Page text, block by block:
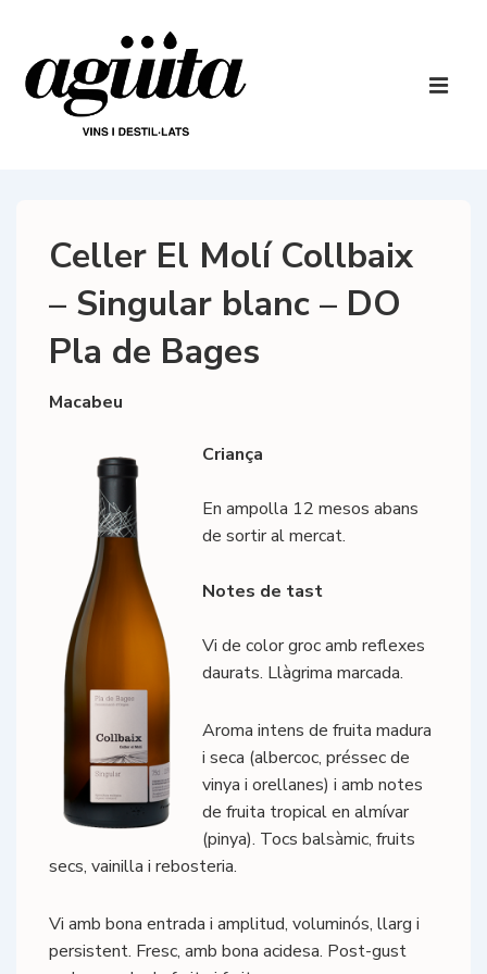
contingut
principal
Celler El Molí Collbaix
– Singular blanc – DO
Pla de Bages
Macabeu
Criança
En ampolla 12 mesos abans
de sortir al mercat.
Notes de tast
Vi de color groc amb reflexes
daurats. Llàgrima marcada.
Aroma intens de fruita madura
i seca (albercoc, préssec de
vinya i orellanes) i amb notes
de fruita tropical en almívar
(pinya). Tocs balsàmic, fruits
secs, vainilla i rebosteria.
Vi amb bona entrada i amplitud, voluminós, llarg i
persistent. Fresc, amb bona acidesa. Post-gust